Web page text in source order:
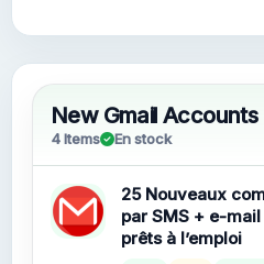
New Gmail Accounts
4 Items En stock
25 Nouveaux
par SMS + e-
prêts à l’emploi